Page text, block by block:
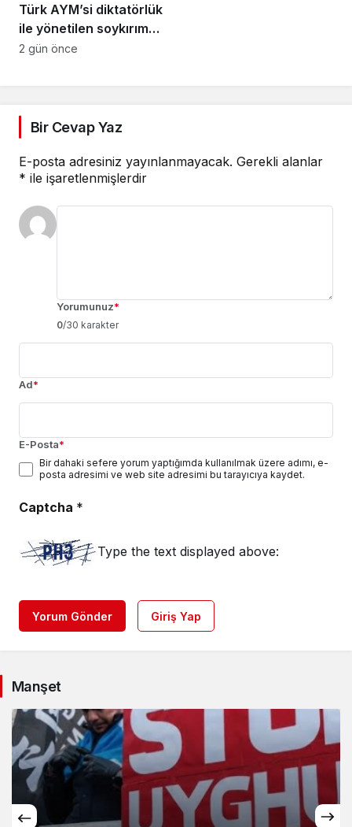
Türk AYM’si diktatörlük
ile yönetilen soykırımcı
Çin rejiminden nasıl bir
2 gün önce
Bir Cevap Yaz
E-posta adresiniz yayınlanmayacak. Gerekli alanlar
* ile işaretlenmişlerdir
Yorumunuz*
0/30 karakter
Ad*
E-Posta*
Bir dahaki sefere yorum yaptığımda kullanılmak üzere adımı, e-
posta adresimi ve web site adresimi bu tarayıcıya kaydet.
Captcha *
Type the text displayed above:
Yorum Gönder Giriş Yap
Manşet